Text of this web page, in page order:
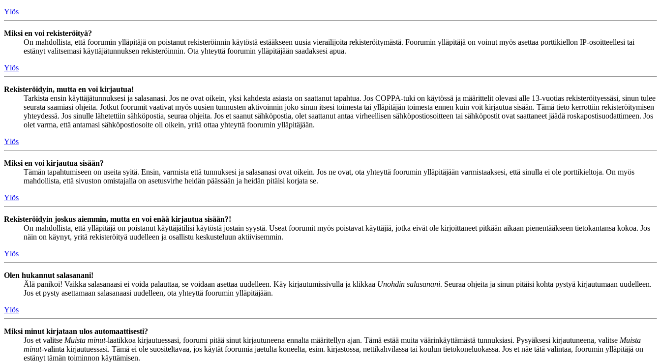
Ylös
Miksi en voi rekisteröityä?
On mahdollista, että foorumin ylläpitäjä on poistanut rekisteröinnin käytöstä estääkseen uusia vierailijoita rekisteröitymästä. Foorumin ylläpitäjä on voinut myös asettaa porttikiellon IP-osoitteellesi tai
estänyt valitsemasi käyttäjätunnuksen rekisteröinnin. Ota yhteyttä foorumin ylläpitäjään saadaksesi apua.
Ylös
Rekisteröidyin, mutta en voi kirjautua!
Tarkista ensin käyttäjätunnuksesi ja salasanasi. Jos ne ovat oikein, yksi kahdesta asiasta on saattanut tapahtua. Jos COPPA-tuki on käytössä ja määrittelit olevasi alle 13-vuotias rekisteröityessäsi, sinun tulee
seurata saamiasi ohjeita. Jotkut foorumit vaativat myös uusien tunnusten aktivoinnin joko sinun itsesi toimesta tai ylläpitäjän toimesta ennen kuin voit kirjautua sisään. Tämä tieto kerrottiin rekisteröitymisen
yhteydessä. Jos sinulle lähetettiin sähköpostia, seuraa ohjeita. Jos et saanut sähköpostia, olet saattanut antaa virheellisen sähköpostiosoitteen tai sähköpostit ovat saattaneet jäädä roskapostisuodattimeen. Jos
olet varma, että antamasi sähköpostiosoite oli oikein, yritä ottaa yhteyttä foorumin ylläpitäjään.
Ylös
Miksi en voi kirjautua sisään?
Tämän tapahtumiseen on useita syitä. Ensin, varmista että tunnuksesi ja salasanasi ovat oikein. Jos ne ovat, ota yhteyttä foorumin ylläpitäjään varmistaaksesi, että sinulla ei ole porttikieltoja. On myös
mahdollista, että sivuston omistajalla on asetusvirhe heidän päässään ja heidän pitäisi korjata se.
Ylös
Rekisteröidyin joskus aiemmin, mutta en voi enää kirjautua sisään?!
On mahdollista, että ylläpitäjä on poistanut käyttäjätilisi käytöstä jostain syystä. Useat foorumit myös poistavat käyttäjiä, jotka eivät ole kirjoittaneet pitkään aikaan pienentääkseen tietokantansa kokoa. Jos
näin on käynyt, yritä rekisteröityä uudelleen ja osallistu keskusteluun aktiivisemmin.
Ylös
Olen hukannut salasanani!
Älä panikoi! Vaikka salasanaasi ei voida palauttaa, se voidaan asettaa uudelleen. Käy kirjautumissivulla ja klikkaa Unohdin salasanani. Seuraa ohjeita ja sinun pitäisi kohta pystyä kirjautumaan uudelleen.
Jos et pysty asettamaan salasanaasi uudelleen, ota yhteyttä foorumin ylläpitäjään.
Ylös
Miksi minut kirjataan ulos automaattisesti?
Jos et valitse Muista minut-laatikkoa kirjautuessasi, foorumi pitää sinut kirjautuneena ennalta määritellyn ajan. Tämä estää muita väärinkäyttämästä tunnuksiasi. Pysyäksesi kirjautuneena, valitse Muista
minut-valinta kirjautuessasi. Tämä ei ole suositeltavaa, jos käytät foorumia jaetulta koneelta, esim. kirjastossa, nettikahvilassa tai koulun tietokoneluokassa. Jos et näe tätä valintaa, foorumin ylläpitäjä on
estänyt tämän toiminnon käyttämisen.